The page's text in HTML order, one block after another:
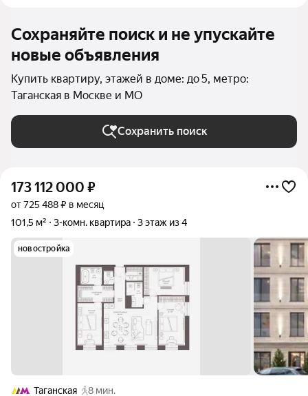
Сохраняйте поиск и не упускайте
новые объявления
Купить квартиру, этажей в доме: до 5, метро:
Таганская в Москве и МО
Сохранить поиск
173 112 000 ₽
от 725 488 ₽ в месяц
101,5 м²
3-комн. квартира 3 этаж из 4
новостройка
Таганская 8 мин.